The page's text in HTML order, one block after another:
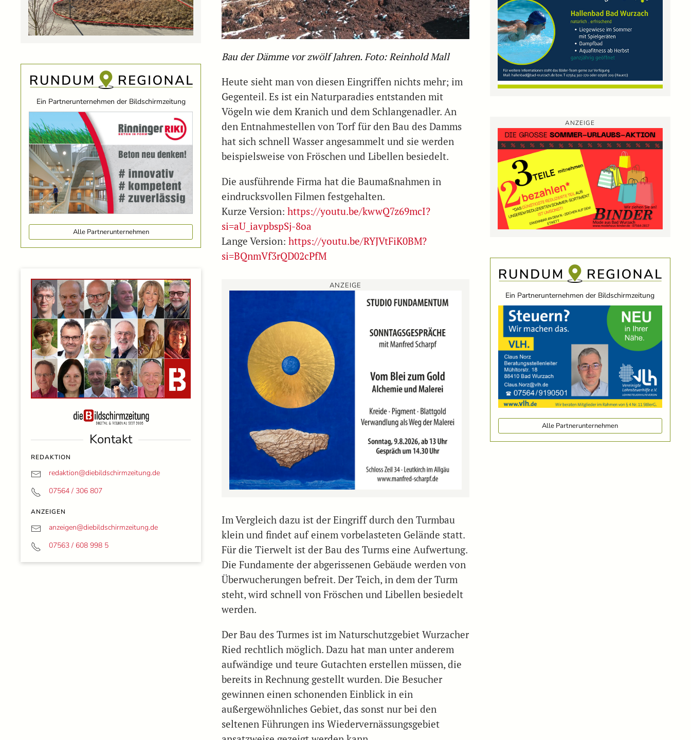
Ein Partnerunternehmen der Bildschirmzeitung
Alle Partnerunternehmen
Kontakt
REDAKTION
redaktion@diebildschirmzeitung.de
07564 / 306 807
ANZEIGEN
anzeigen@diebildschirmzeitung.de
07563 / 608 998 5
Bau der Dämme vor zwölf Jahren. Foto: Reinhold Mall
Heute sieht man von diesen Eingriffen nichts mehr; im
Gegenteil. Es ist ein Naturparadies entstanden mit
Vögeln wie dem Kranich und dem Schlangenadler. An
den Entnahmestellen von Torf für den Bau des Damms
hat sich schnell Wasser angesammelt und sie werden
beispielsweise von Fröschen und Libellen besiedelt.
Die ausführende Firma hat die Baumaßnahmen in
eindrucksvollen Filmen festgehalten.
Kurze Version:https://youtu.be/kwwQ7z69mcI?
si=aU_iavpbspSj-8oa
Lange Version:https://youtu.be/RYJVtFiK0BM?
si=BQnmVf3rQD02cPfM
ANZEIGE
Im Vergleich dazu ist der Eingriff durch den Turmbau
klein und findet auf einem vorbelasteten Gelände statt.
Für die Tierwelt ist der Bau des Turms eine Aufwertung.
Die Fundamente der abgerissenen Gebäude werden von
Überwucherungen befreit. Der Teich, in dem der Turm
steht, wird schnell von Fröschen und Libellen besiedelt
werden.
Der Bau des Turmes ist im Naturschutzgebiet Wurzacher
Ried rechtlich möglich. Dazu hat man unter anderem
aufwändige und teure Gutachten erstellen müssen, die
bereits in Rechnung gestellt wurden. Die Besucher
gewinnen einen schonenden Einblick in ein
außergewöhnliches Gebiet, das sonst nur bei den
seltenen Führungen ins Wiedervernässungsgebiet
ANZEIGE
Ein Partnerunternehmen der Bildschirmzeitung
Alle Partnerunternehmen